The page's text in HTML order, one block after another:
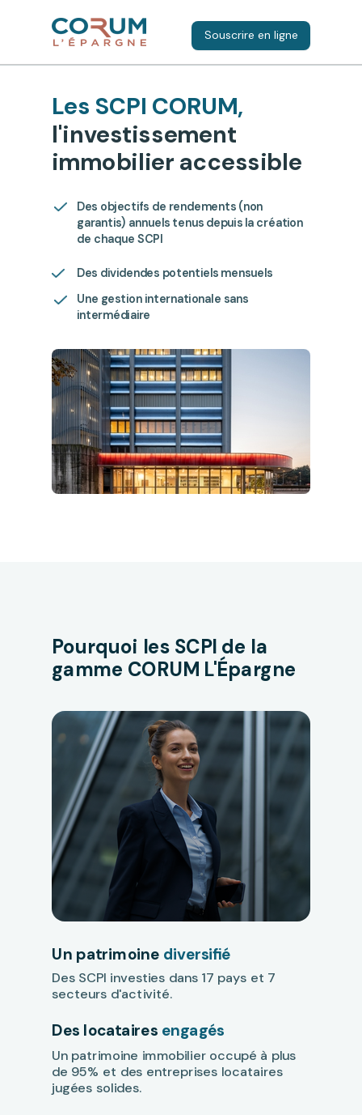
Les SCPI CORUM,
l'investissement
immobilier accessible
Des objectifs de rendements (non
garantis) annuels tenus depuis la création
de chaque SCPI
Une gestion internationale sans
intermédiaire
Des dividendes potentiels mensuels
Pourquoi les SCPI de la
gamme CORUM L'Épargne
Un patrimoine diversifié
Des SCPI investies dans 17 pays et 7
secteurs d'activité.
Des locataires engagés
Un patrimoine immobilier occupé à plus
de 95% et des entreprises locataires
jugées solides.
Souscrire en ligne